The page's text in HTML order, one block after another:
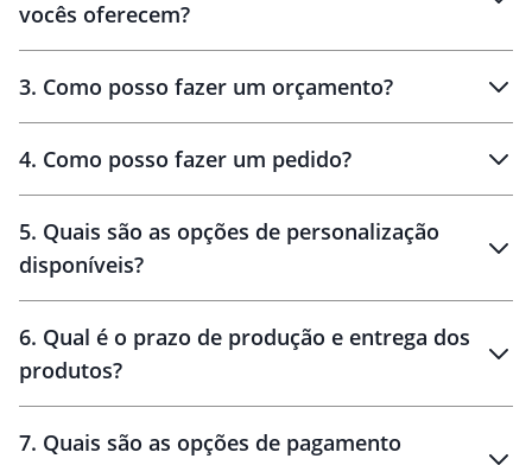
vocês oferecem?
personalizados
3. Como posso fazer um orçamento?
brinde
personalização
4. Como posso fazer um pedido?
amostra virtual
5. Quais são as opções de personalização
disponíveis?
6. Qual é o prazo de produção e entrega dos
produtos?
7. Quais são as opções de pagamento